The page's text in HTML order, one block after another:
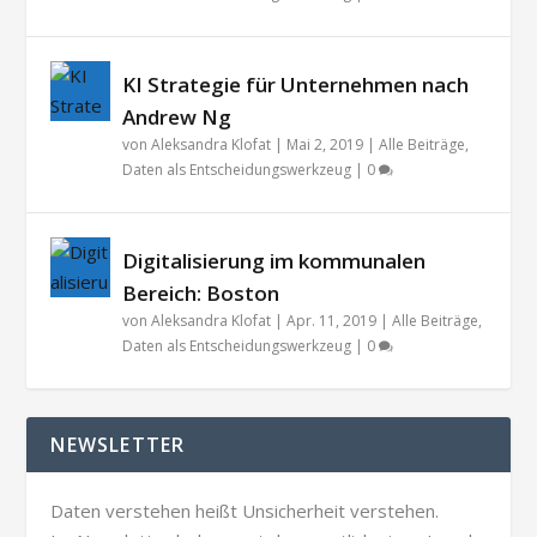
KI Strategie für Unternehmen nach
Andrew Ng
vonAleksandra Klofat | Mai 2, 2019 |Alle Beiträge,
Daten als Entscheidungswerkzeug | 0
Digitalisierung im kommunalen
Bereich: Boston
vonAleksandra Klofat |Apr. 11, 2019 |Alle Beiträge,
Daten als Entscheidungswerkzeug | 0
NEWSLETTER
Daten verstehen heißt Unsicherheit verstehen.